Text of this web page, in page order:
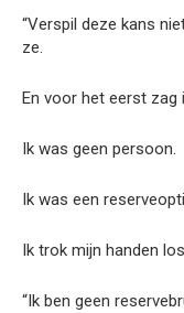
“Verspil deze kans
ze.
En voor het eerst zag
Ik was geen persoon.
Ik was een
Ik trok mijn handen
“Ik ben geen